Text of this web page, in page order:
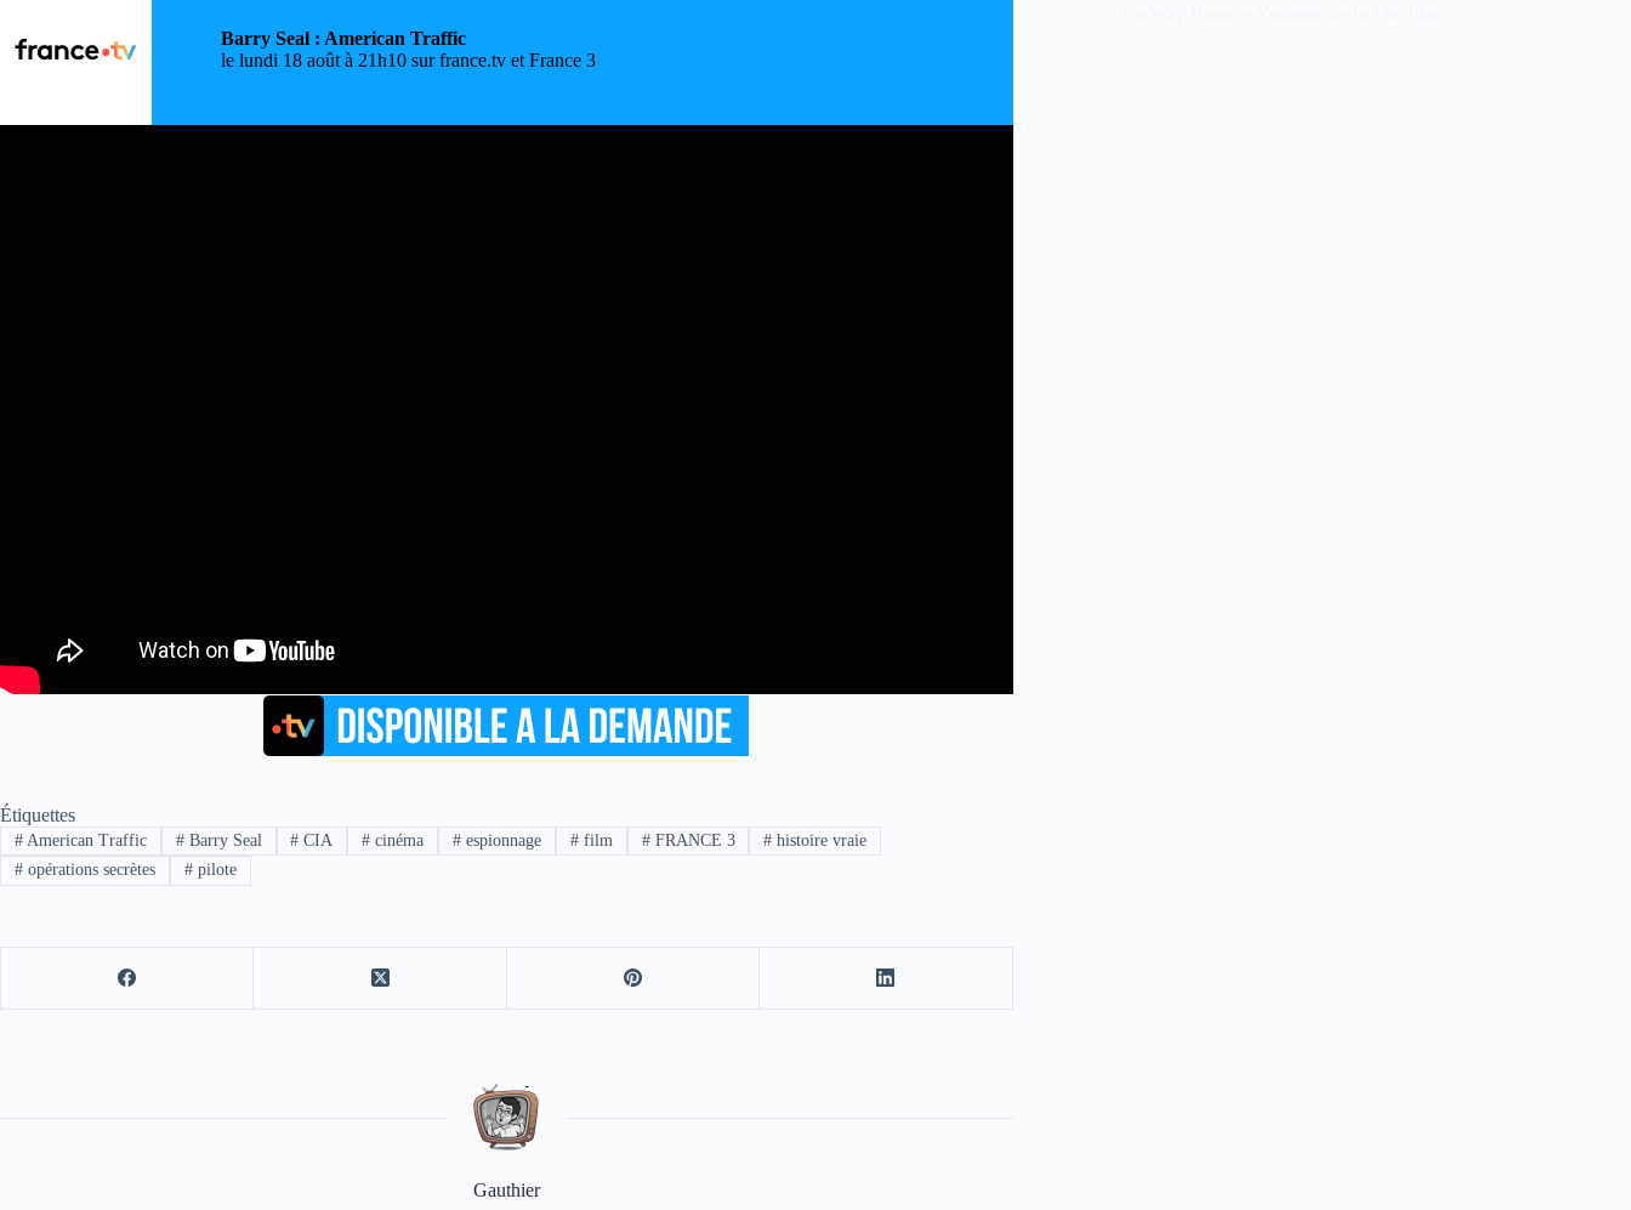
Barry Seal : American Traffic
le lundi 18 août à 21h10 sur france.tv et France 3
Étiquettes
#American Traffic #Barry Seal # CIA # cinéma # espionnage #film #FRANCE 3 # histoire vraie
#opérations secrètes #pilote
Gauthier